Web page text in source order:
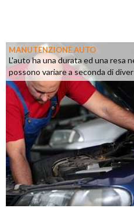
MANUTENZIONE AUTO
L'auto ha una durata ed una resa
possono variare a seconda di